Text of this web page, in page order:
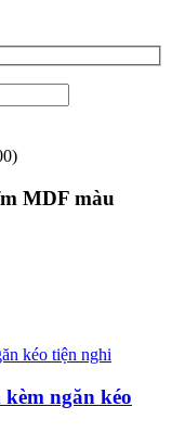
MDF màu
ngăn kéo